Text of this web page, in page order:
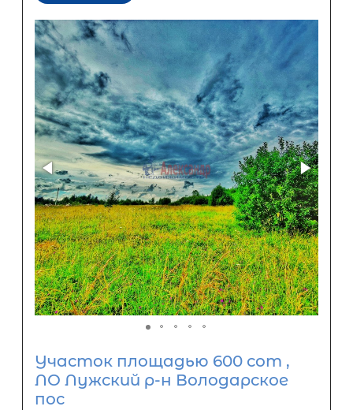
Участок площадью 600 сот ,
ЛО Лужский р-н Володарское
пос